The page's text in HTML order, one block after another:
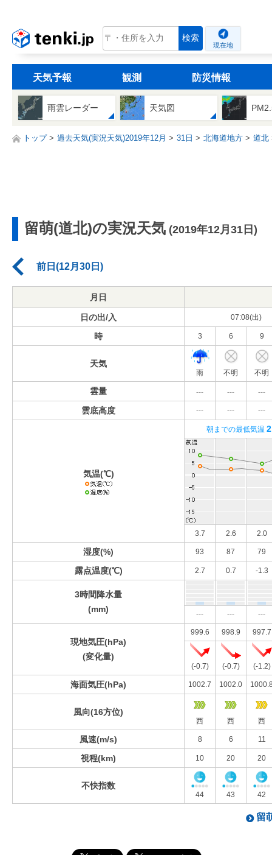
tenki.jp 検索
現在地
天気予報 観測 防災情報
雨雲レーダー 天気図
トップ 過去天気(実況天気)2019年12月 31日 北海道地方 道北
留萌(道北)の実況天気 (2019年12月31日)
前日(12月30日)
月日
日の出/入 07:08(出)
時 3 6 9
天気
雨 不明 不明
雲量 --- --- ---
雲底高度 --- --- ---
気温(℃)
朝までの最低気温
3.7 2.6 2.0
湿度(%) 93 87 79
露点温度(℃) 2.7 0.7 -1.3
3時間降水量
(mm)
--- --- ---
現地気圧(hPa)
(変化量)
999.6 998.9 997.7
(-0.7) (-0.7) (-1.2)
海面気圧(hPa) 1002.7 1002.0
風向(16方位)
西 西 西
風速(m/s) 8 6 11
視程(km) 10 20 20
不快指数
44 43 42
留